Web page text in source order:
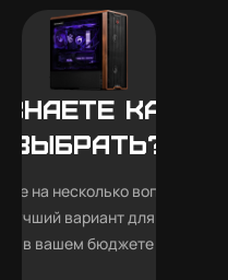
какой
выбрать?
на несколько вопросов —
вариант для Обливиона
в вашем бюджете